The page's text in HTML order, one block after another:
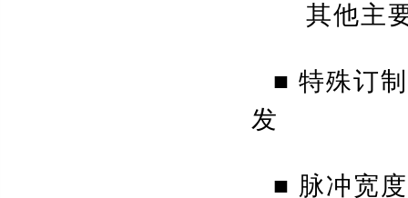
其他主
■ 特殊订
发
■ 脉冲宽度